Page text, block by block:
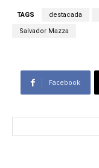
TAGS destacada
Salvador Mazza
Facebook